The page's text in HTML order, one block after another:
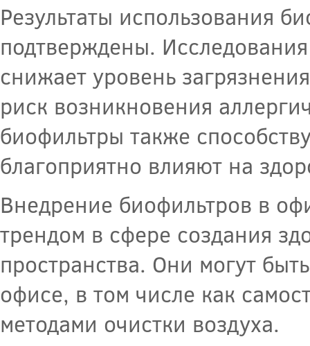
Результаты использования
подтверждены.
снижает уровень
риск возникновения
биофильтры также
благоприятно влияют на
Внедрение биофильтров в
трендом в сфере создания
пространства. Они могут
офисе, в том числе как
методами очистки воздуха.